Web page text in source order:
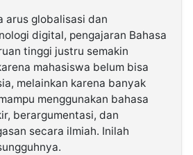
arus globalisasi dan
digital, pengajaran Bahasa
tinggi justru semakin
mahasiswa belum bisa
melainkan karena banyak
menggunakan bahasa
berargumentasi, dan
secara ilmiah. Inilah